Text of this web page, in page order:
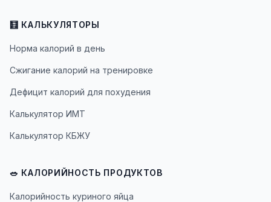
🧮 КАЛЬКУЛЯТОРЫ
Норма калорий в день
Сжигание калорий на тренировке
Дефицит калорий для похудения
Калькулятор ИМТ
Калькулятор КБЖУ
🥗 КАЛОРИЙНОСТЬ ПРОДУКТОВ
Калорийность куриного яйца